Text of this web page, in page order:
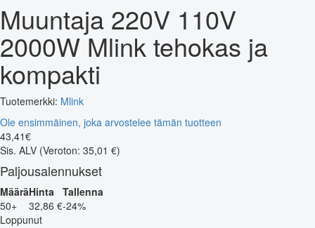
Muuntaja 220V 110V
2000W Mlink tehokas ja
kompakti
Tuotemerkki: Mlink
Ole ensimmäinen, joka arvostelee tämän tuotteen
43,41€
Sis. ALV (Veroton: 35,01 €)
Paljousalennukset
MääräHinta Tallenna
50+
32,86 €-24%
Loppunut